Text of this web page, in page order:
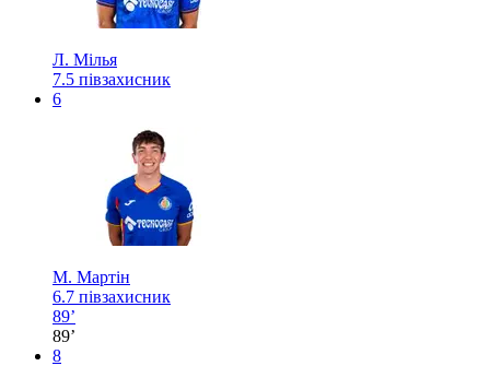
Л. Мілья
7.5 півзахисник
6
М. Мартін
6.7 півзахисник
89’
89’
8